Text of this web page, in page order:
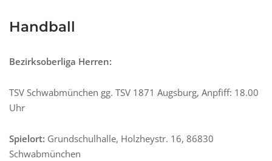
Handball
Bezirksoberliga Herren:
TSV Schwabmünchen gg. TSV 1871 Augsburg, Anpfiff: 18.00
Uhr
Spielort: Grundschulhalle, Holzheystr. 16, 86830
Schwabmünchen